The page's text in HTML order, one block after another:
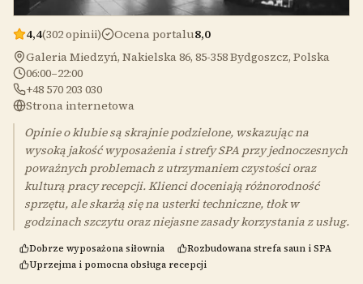
4,4(302 opinii) Ocena portalu8,0
Galeria Miedzyń, Nakielska 86, 85-358 Bydgoszcz, Polska
06:00–22:00
+48 570 203 030
Strona internetowa
Opinie o klubie są skrajnie podzielone, wskazując na
wysoką jakość wyposażenia i strefy SPA przy jednoczesnych
poważnych problemach z utrzymaniem czystości oraz
kulturą pracy recepcji. Klienci doceniają różnorodność
sprzętu, ale skarżą się na usterki techniczne, tłok w
godzinach szczytu oraz niejasne zasady korzystania z usług.
Dobrze wyposażona siłownia
Rozbudowana strefa saun i SPA
Uprzejma i pomocna obsługa recepcji